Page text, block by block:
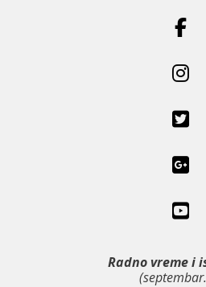
Radno vreme i